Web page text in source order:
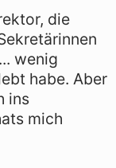
die
wenig
habe. Aber
ins
mich